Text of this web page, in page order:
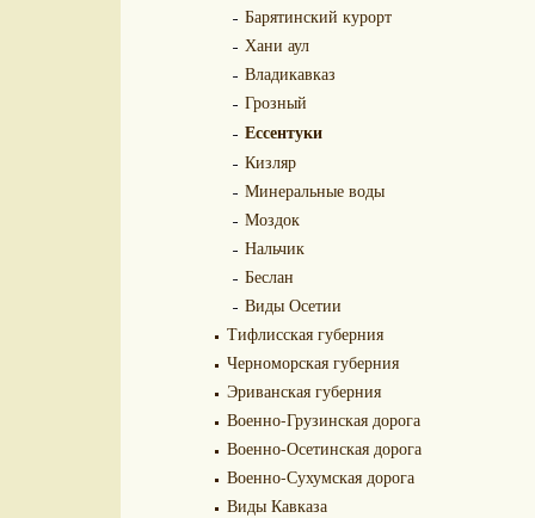
Барятинский курорт
Хани аул
Владикавказ
Грозный
Ессентуки
Кизляр
Минеральные воды
Моздок
Нальчик
Беслан
Виды Осетии
Тифлисская губерния
Черноморская губерния
Эриванская губерния
Военно-Грузинская дорога
Военно-Осетинская дорога
Военно-Сухумская дорога
Виды Кавказа